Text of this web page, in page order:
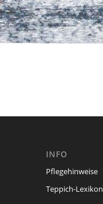
INFO
Pflegehinweise
Teppich-Lexikon